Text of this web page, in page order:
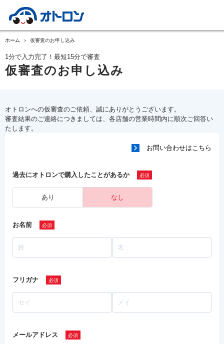
ホーム 仮審査のお申し込み
1分で入力完了！最短15分で審査
仮審査のお申し込み
オトロンへの仮審査のご依頼、誠にありがとうございます。
審査結果のご連絡につきましては、各店舗の営業時間内に順次ご回答い
たします。
お問い合わせはこちら
過去にオトロンで購入したことがあるか
あり なし
お名前
フリガナ
メールアドレス